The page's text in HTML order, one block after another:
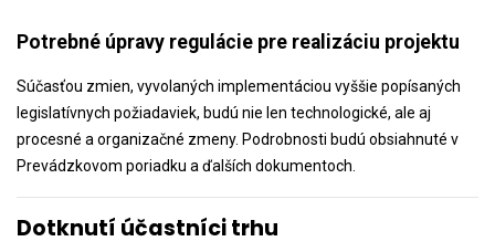
Potrebné úpravy regulácie pre realizáciu projektu
Súčasťou zmien, vyvolaných implementáciou vyššie popísaných
legislatívnych požiadaviek, budú nie len technologické, ale aj
procesné a organizačné zmeny. Podrobnosti budú obsiahnuté v
Prevádzkovom poriadku a ďalších dokumentoch.
Dotknutí účastníci trhu